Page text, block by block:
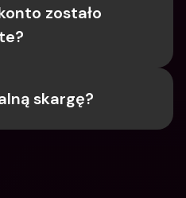
zostało
skargę?